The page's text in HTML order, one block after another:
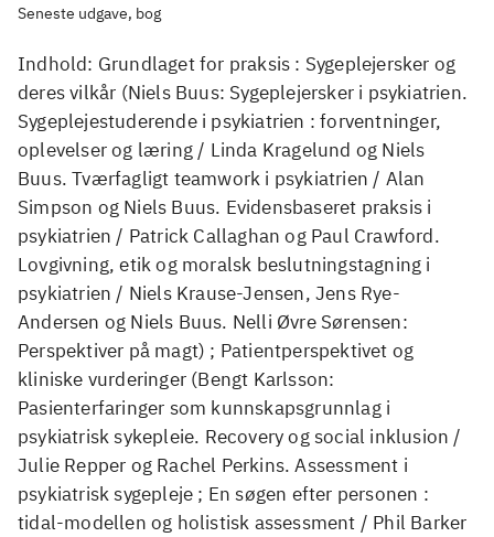
Seneste udgave, bog
Indhold: Grundlaget for praksis : Sygeplejersker og
deres vilkår (Niels Buus: Sygeplejersker i psykiatrien.
Sygeplejestuderende i psykiatrien : forventninger,
oplevelser og læring / Linda Kragelund og Niels
Buus. Tværfagligt teamwork i psykiatrien / Alan
Simpson og Niels Buus. Evidensbaseret praksis i
psykiatrien / Patrick Callaghan og Paul Crawford.
Lovgivning, etik og moralsk beslutningstagning i
psykiatrien / Niels Krause-Jensen, Jens Rye-
Andersen og Niels Buus. Nelli Øvre Sørensen:
Perspektiver på magt) ; Patientperspektivet og
kliniske vurderinger (Bengt Karlsson:
Pasienterfaringer som kunnskapsgrunnlag i
psykiatrisk sykepleie. Recovery og social inklusion /
Julie Repper og Rachel Perkins. Assessment i
psykiatrisk sygepleje ; En søgen efter personen :
tidal-modellen og holistisk assessment / Phil Barker